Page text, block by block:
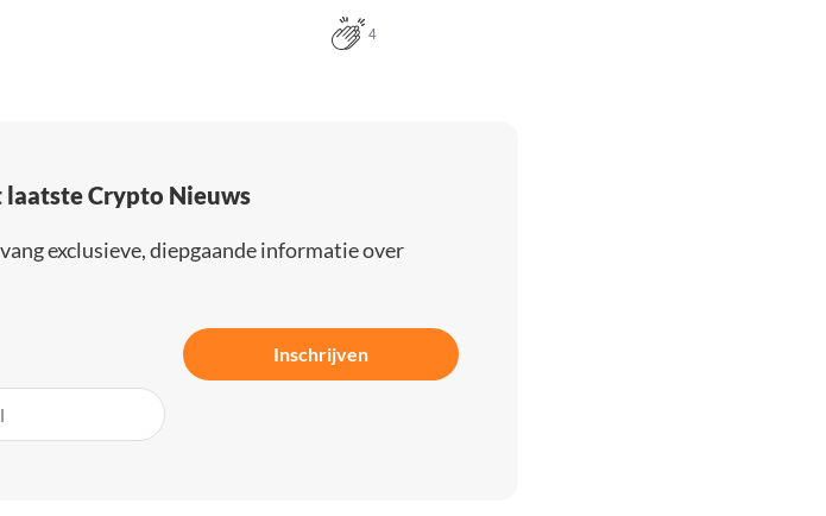
4
laatste Crypto Nieuws
exclusieve, diepgaande informatie over
Inschrijven